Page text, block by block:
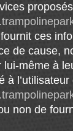
fournit ces
de cause,
lui-même à
à l’utilisateur
non de